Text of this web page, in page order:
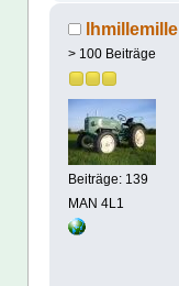
lhmillemille
> 100 Beiträge
Beiträge: 139
MAN 4L1